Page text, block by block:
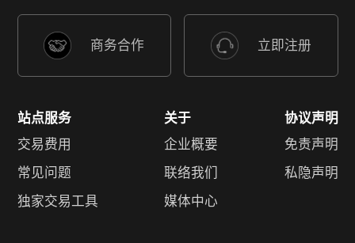
商务合作 立即注册
站点服务
交易费用
常见问题
独家交易工具
关于
企业概要
联络我们
媒体中心
协议声明
免责声明
私隐声明